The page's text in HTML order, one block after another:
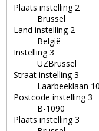
Plaats instelling 2
Brussel
Land instelling 2
België
Instelling 3
UZBrussel
Straat instelling 3
Laarbeeklaan
Postcode instelling 3
B-1090
Plaats instelling 3